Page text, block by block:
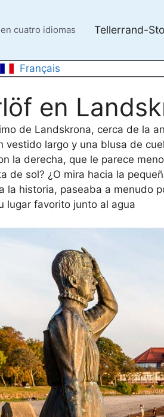
cuatro idiomas Tellerrand-
Français
en
de Landskrona, cerca de la
vestido largo y una blusa de
la derecha, que le parece
de sol? ¿O mira hacia la
la historia, paseaba a menudo
lugar favorito junto al agua